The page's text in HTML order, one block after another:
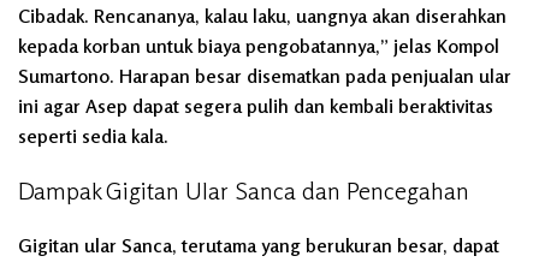
Cibadak. Rencananya, kalau laku, uangnya akan diserahkan
kepada korban untuk biaya pengobatannya,” jelas Kompol
Sumartono. Harapan besar disematkan pada penjualan ular
ini agar Asep dapat segera pulih dan kembali beraktivitas
seperti sedia kala.
Dampak Gigitan Ular Sanca dan Pencegahan
Gigitan ular Sanca, terutama yang berukuran besar, dapat